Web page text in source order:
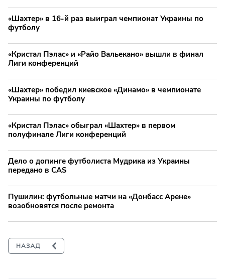
«Шахтер» в 16-й раз выиграл чемпионат Украины по
футболу
«Кристал Пэлас» и «Райо Вальекано» вышли в финал
Лиги конференций
«Шахтер» победил киевское «Динамо» в чемпионате
Украины по футболу
«Кристал Пэлас» обыграл «Шахтер» в первом
полуфинале Лиги конференций
Дело о допинге футболиста Мудрика из Украины
передано в CAS
Пушилин: футбольные матчи на «Донбасс Арене»
возобновятся после ремонта